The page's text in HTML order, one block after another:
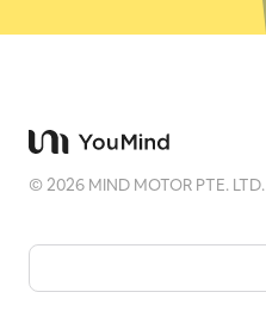
©2026 MIND MOTOR PTE. LTD.